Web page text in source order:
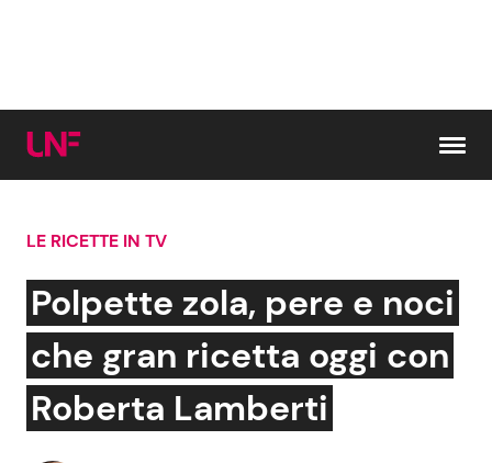
Cerca:
News e Cronaca
Attualità Italiana
Gossip e TV
Bellezze VIP
LE RICETTE IN TV
Polpette zola, pere e noci
che gran ricetta oggi con
Roberta Lamberti